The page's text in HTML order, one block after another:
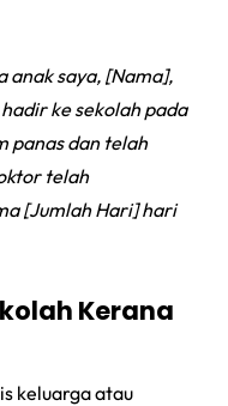
anak saya, [Nama],
ke sekolah pada
panas dan telah
telah
[Jumlah Hari] hari
Kerana
keluarga atau